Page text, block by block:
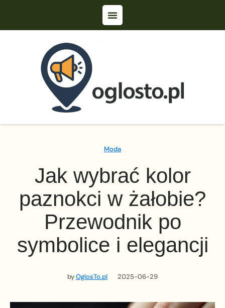
Moda
Jak wybrać kolor
paznokci w żałobie?
Przewodnik po
symbolice i elegancji
byOglosTo.pl 2025-06-29